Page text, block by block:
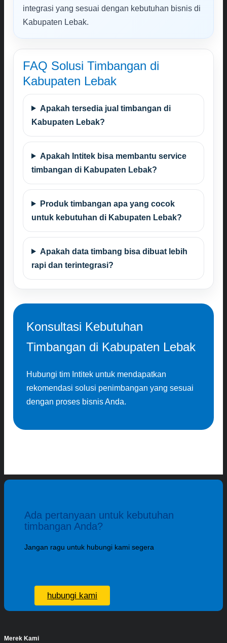
integrasi yang sesuai dengan kebutuhan bisnis di
Kabupaten Lebak.
FAQ Solusi Timbangan di
Kabupaten Lebak
Apakah tersedia jual timbangan di
Kabupaten Lebak?
Apakah Intitek bisa membantu service
timbangan di Kabupaten Lebak?
Produk timbangan apa yang cocok
untuk kebutuhan di Kabupaten Lebak?
Apakah data timbang bisa dibuat lebih
rapi dan terintegrasi?
Konsultasi Kebutuhan
Timbangan di Kabupaten Lebak
Hubungi tim Intitek untuk mendapatkan
rekomendasi solusi penimbangan yang sesuai
dengan proses bisnis Anda.
Ada pertanyaan untuk kebutuhan
timbangan Anda?
Jangan ragu untuk hubungi kami segera
hubungi kami
Merek Kami